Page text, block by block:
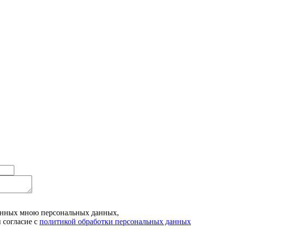
мною персональных данных,
с политикой обработки персональных данных